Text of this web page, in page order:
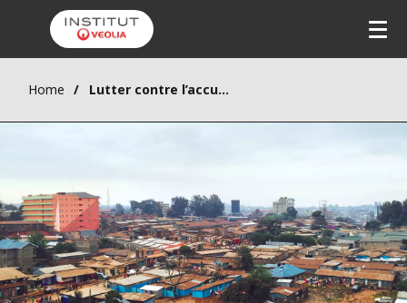
Home Lutter contre l’accumulation des risques en Afrique subsaharienne